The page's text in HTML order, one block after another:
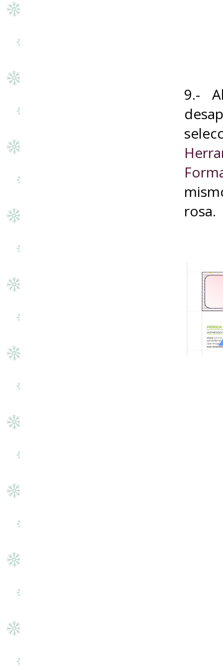
9.-
rosa.